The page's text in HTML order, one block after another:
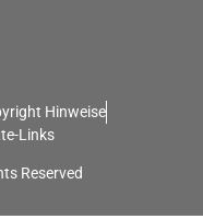
Hinweise
Links
Reserved